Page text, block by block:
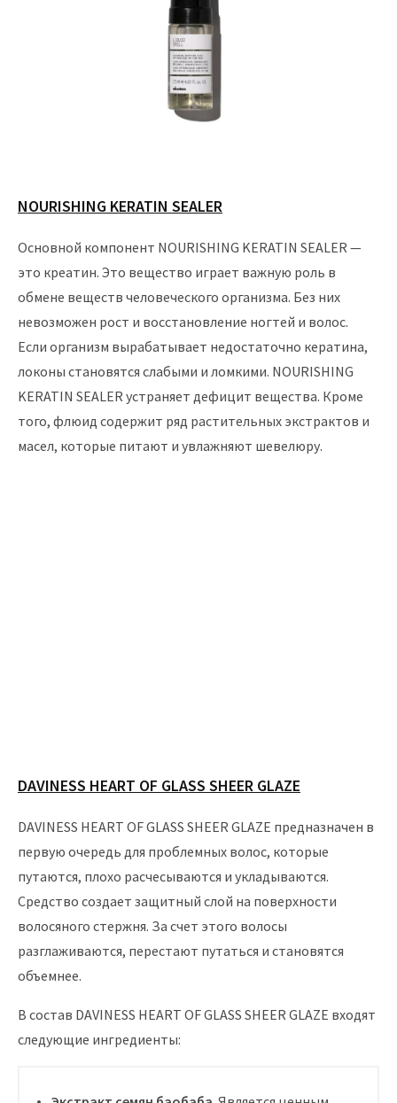
NOURISHING KERATIN SEALER
Основной компонент NOURISHING KERATIN SEALER —
это креатин. Это вещество играет важную роль в
обмене веществ человеческого организма. Без них
невозможен рост и восстановление ногтей и волос.
Если организм вырабатывает недостаточно кератина,
локоны становятся слабыми и ломкими. NOURISHING
KERATIN SEALER устраняет дефицит вещества. Кроме
того, флюид содержит ряд растительных экстрактов и
масел, которые питают и увлажняют шевелюру.
DAVINESS HEART OF GLASS SHEER GLAZE
DAVINESS HEART OF GLASS SHEER GLAZE предназначен в
первую очередь для проблемных волос, которые
путаются, плохо расчесываются и укладываются.
Средство создает защитный слой на поверхности
волосяного стержня. За счет этого волосы
разглаживаются, перестают путаться и становятся
объемнее.
В состав DAVINESS HEART OF GLASS SHEER GLAZE входят
следующие ингредиенты: